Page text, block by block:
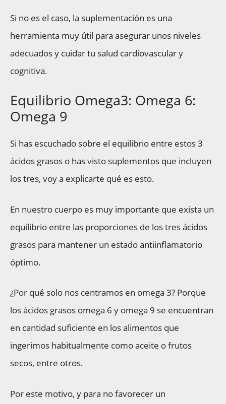
Si no es el caso, la suplementación es una
herramienta muy útil para asegurar unos niveles
adecuados y cuidar tu salud cardiovascular y
cognitiva.
Equilibrio Omega3: Omega 6:
Omega 9
Si has escuchado sobre el equilibrio entre estos 3
ácidos grasos o has visto suplementos que incluyen
los tres, voy a explicarte qué es esto.
En nuestro cuerpo es muy importante que exista un
equilibrio entre las proporciones de los tres ácidos
grasos para mantener un estado antiinflamatorio
óptimo.
¿Por qué solo nos centramos en omega 3? Porque
los ácidos grasos omega 6 y omega 9 se encuentran
en cantidad suficiente en los alimentos que
ingerimos habitualmente como aceite o frutos
secos, entre otros.
Por este motivo, y para no favorecer un